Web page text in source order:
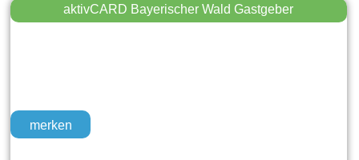
merken
aktivCARD Bayerischer Wald Gastgeber